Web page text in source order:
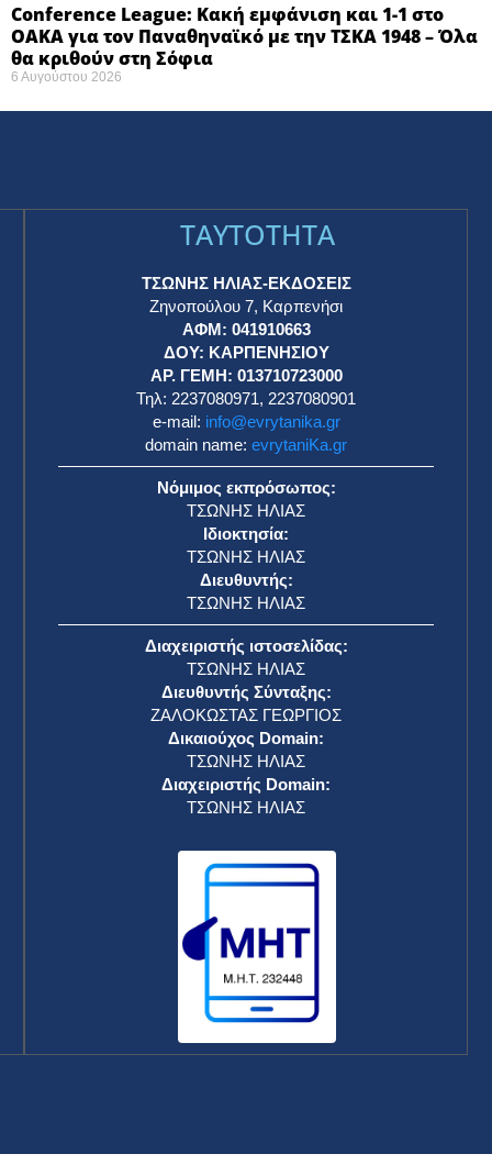
Conference League: Κακή εμφάνιση και 1-1 στο
ΟΑΚΑ για τον Παναθηναϊκό με την ΤΣΚΑ 1948 – Όλα
θα κριθούν στη Σόφια ​
6 Αυγούστου 2026
TAYTOTHTA
ΤΣΩΝΗΣ ΗΛΙΑΣ-ΕΚΔΟΣΕΙΣ
Ζηνοπούλου 7, Καρπενήσι
ΑΦΜ: 041910663
ΔΟΥ: ΚΑΡΠΕΝΗΣΙΟΥ
ΑΡ. ΓΕΜΗ: 013710723000
Τηλ: 2237080971, 2237080901
e-mail: info@evrytanika.gr
domain name: evrytaniKa.gr
Νόμιμος εκπρόσωπος:
ΤΣΩΝΗΣ ΗΛΙΑΣ
Ιδιοκτησία:
ΤΣΩΝΗΣ ΗΛΙΑΣ
Διευθυντής:
ΤΣΩΝΗΣ ΗΛΙΑΣ
Διαχειριστής ιστοσελίδας:
ΤΣΩΝΗΣ ΗΛΙΑΣ
Διευθυντής Σύνταξης:
ΖΑΛΟΚΩΣΤΑΣ ΓΕΩΡΓΙΟΣ
Δικαιούχος Domain:
ΤΣΩΝΗΣ ΗΛΙΑΣ
Διαχειριστής Domain:
ΤΣΩΝΗΣ ΗΛΙΑΣ